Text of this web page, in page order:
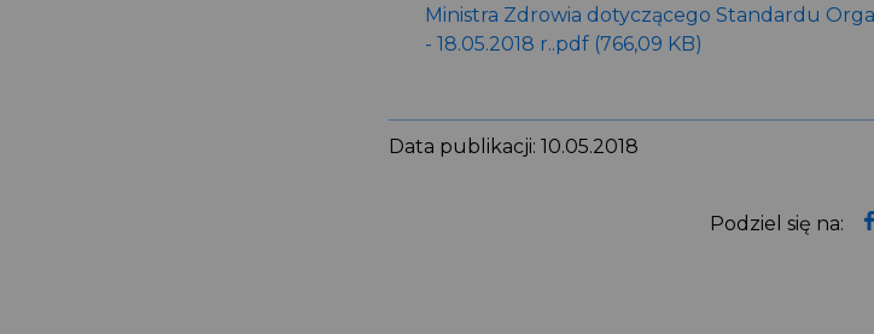
Ministra Zdrowia dotyczącego Standardu
- 18.05.2018 r..pdf (766,09 KB)
Data publikacji: 10.05.2018
Podziel się na: